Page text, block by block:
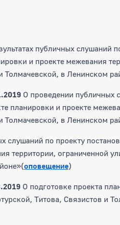
публичных слушаний
и проекте межевания
Толмачевской, в Ленинском
О проведении публичных
планировки и проекте
Толмачевской, в Ленинском
слушаний по проекту
территории, ограниченной
оповещение)
О подготовке проекта
Титова, Связистов и